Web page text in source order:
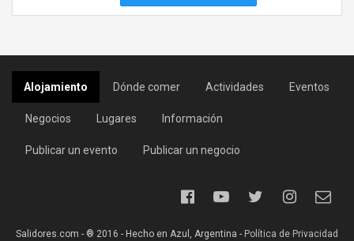
Alojamiento Dónde comer Actividades Eventos
Negocios Lugares Información
Publicar un evento Publicar un negocio
Salidores.com - ® 2016 - Hecho en Azul, Argentina - Política de Privacidad